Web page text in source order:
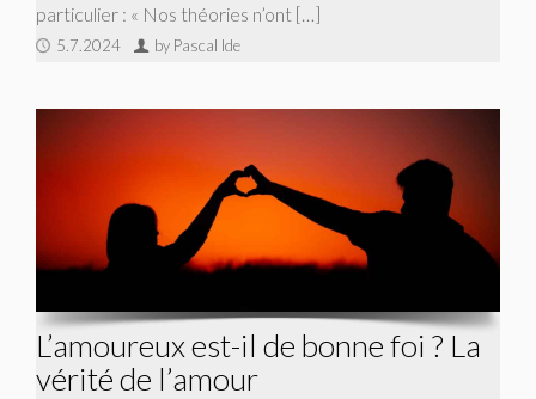
particulier : « Nos théories n’ont […]
5.7.2024 by Pascal Ide
L’amoureux est-il de bonne foi ? La
vérité de l’amour